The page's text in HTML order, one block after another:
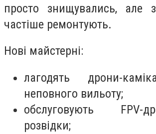
просто знищувались, але
частіше ремонтують.
Нові майстерні:
лагодять дрони-
неповного вильоту;
обслуговують
розвідки;